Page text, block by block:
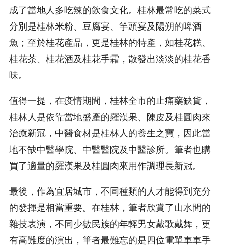
成了當地人多吃辣的飲食文化。桂林最常吃的菜式
分別是桂林米粉、豆腐宴、竽頭宴及陽朔的啤酒
魚；至於桂花產品，更是桂林的特產，如桂花糕、
桂花茶、桂花酒及桂花手霜，散發出淡淡的桂花香
味。
值得一提，在疫情期間，桂林全市的止痛藥缺貨，
桂林人是依靠當地盛產的羅漢果、陳皮及桂圓肉來
治癒新冠，中醫食材是桂林人的養生之寶，因此當
地不缺中醫學院、中醫醫院及中醫診所。筆者也購
買了適量的羅漢果及桂圓肉來用作調理長新冠。
最後，作為宜居城市，不同種類的人才能得到充分
的發揮是相當重要。在桂林，筆者欣賞了山水間的
雜技表演，不同少數民族的年輕男女戴歌戴舞，更
有高難度的演出，筆者最難忘的是四位電單車車手